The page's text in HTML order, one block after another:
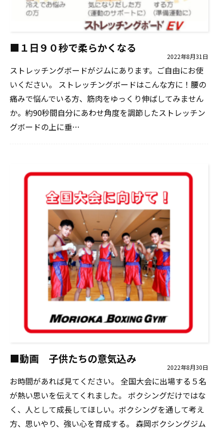
■１日９０秒で柔らかくなる
2022年8月31日
ストレッチングボードがジムにあります。ご自由にお使
いください。 ストレッチングボードはこんな方に！腰の
痛みで悩んでいる方、筋肉をゆっくり伸ばしてみません
か。約90秒間自分にあわせ角度を調節したストレッチン
グボードの上に垂…
■動画 子供たちの意気込み
2022年8月30日
お時間があれば見てください。 全国大会に出場する５名
が熱い思いを伝えてくれました。 ボクシングだけではな
く、人として成長してほしい。ボクシングを通して考え
方、思いやり、強い心を育成する。 森岡ボクシングジム